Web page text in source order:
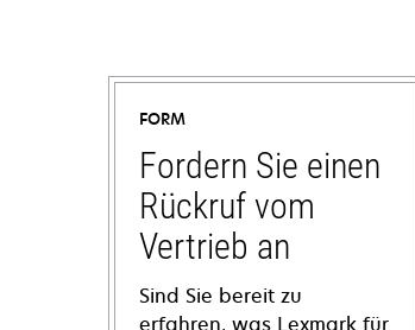
FORM
Fordern Sie einen
Rückruf vom
Vertrieb an
Sind Sie bereit zu
erfahren, was Lexmark für